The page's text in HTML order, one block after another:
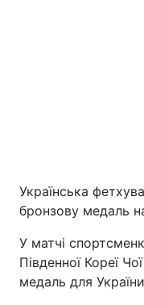
Україна
Спорт
Українська
бронзову медаль
У матчі
Південної Кореї
медаль для